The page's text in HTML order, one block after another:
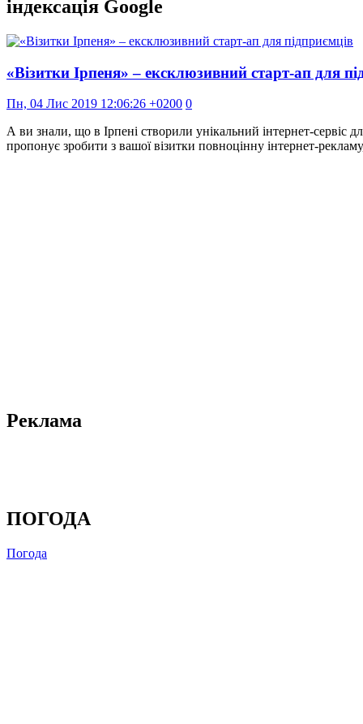
індексація Google
«Візитки Ірпеня» – ексклюзивний старт-ап для
Пн, 04 Лис 2019 12:06:26 +0200 0
А ви знали, що в Ірпені створили унікальний інтернет-сервіс
пропонує зробити з вашої візитки повноцінну інтернет-
Реклама
ПОГОДА
Погода